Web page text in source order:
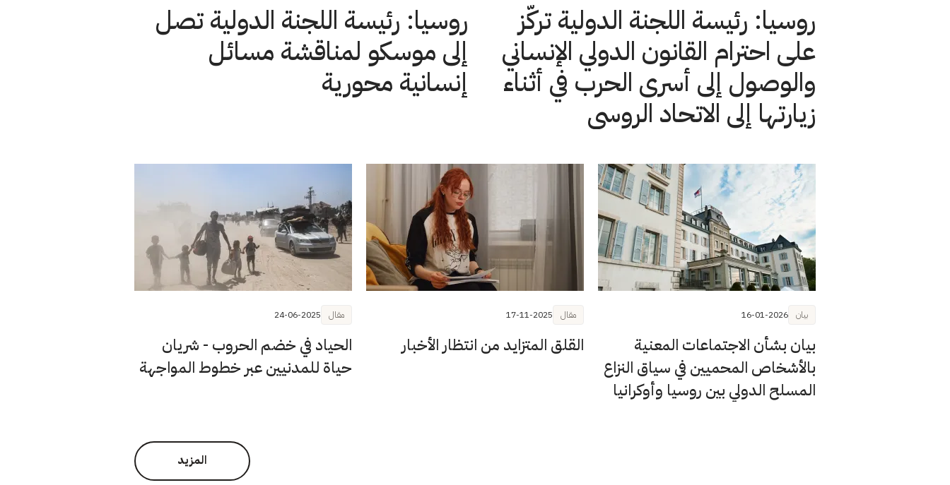
روسيا: رئيسة اللجنة الدولية تركّز
على احترام القانون الدولي الإنساني
والوصول إلى أسرى الحرب في أثناء
زيارتها إلى الاتحاد الروسي
روسيا: رئيسة اللجنة الدولية تصل
إلى موسكو لمناقشة مسائل
إنسانية محورية
بيان بشأن الاجتماعات المعنية
بالأشخاص المحميين في سياق النزاع
المسلح الدولي بين روسيا وأوكرانيا
بيان 16-01-2026
القلق المتزايد من انتظار الأخبار
مقال 17-11-2025
الحياد في خضم الحروب - شريان
حياة للمدنيين عبر خطوط المواجهة
مقال 24-06-2025
المزيد